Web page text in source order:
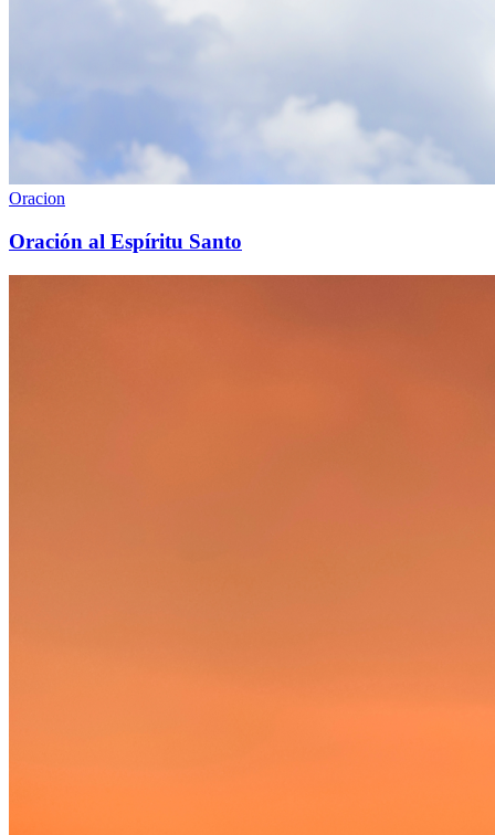
Oracion
Oración al Espíritu Santo